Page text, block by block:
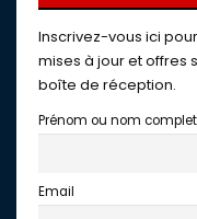
Inscrivez-vous ici
mises à jour et offres
boîte de réception.
Prénom ou nom complet
Email